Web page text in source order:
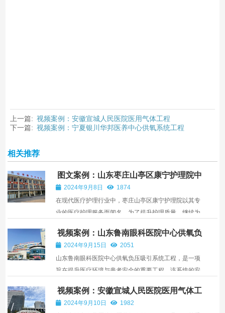
上一篇: 视频案例：安徽宣城人民医院医用气体工程
下一篇: 视频案例：宁夏银川华邦医养中心供氧系统工程
相关推荐
图文案例：山东枣庄山亭区康宁护理院中
心供氧系统安装
2024年9月8日
1874
在现代医疗护理行业中，枣庄山亭区康宁护理院以其专
业的医疗护理服务而闻名。为了提升护理质量，继续为
和完善。中心供氧系统，以其高效安全的特性，成为了
医院及护理院不可或缺的重要组成部分。它通过精密的
设备，...
视频案例：山东鲁南眼科医院中心供氧负
压吸引系统设备安装
2024年9月15日
2051
山东鲁南眼科医院中心供氧负压吸引系统工程，是一项
旨在提升医疗环境与患者安全的重要工程。该系统的安
在眼科手术和治疗过程中，能够提供稳定而高效的氧气
支持，创造一个洁净、安全的手术环境。同时，系统的
视频案例：安徽宣城人民医院医用气体工
程2024年9月10日
1982